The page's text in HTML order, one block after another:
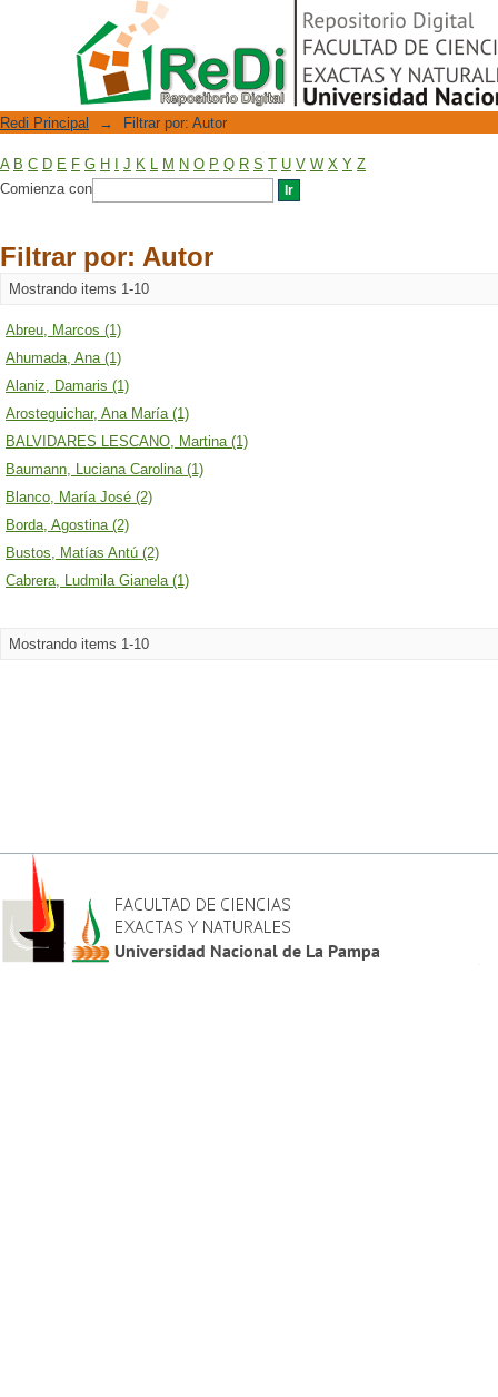
Filtrar por: Autor
Repositorio Digital
Redi Principal → Filtrar por: Autor
A B C D E F G H J K L M N O P Q R S T U V W X Y Z
Comienza con
Filtrar por: Autor
Mostrando items 1-10
Abreu, Marcos (1)
Ahumada, Ana (1)
Alaniz, Damaris (1)
Arosteguichar, Ana María (1)
BALVIDARES LESCANO, Martina (1)
Baumann, Luciana Carolina (1)
Blanco, María José (2)
Borda, Agostina (2)
Bustos, Matías Antú (2)
Cabrera, Ludmila Gianela (1)
Mostrando items 1-10